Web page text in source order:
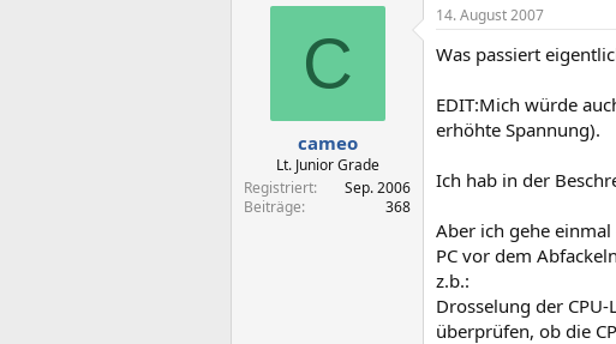
s
t
t
a
m
C
cameo
Lt. Junior Grade
Registriert
Sep. 2006
Beiträge
368
14. August 2007
Was passiert
EDIT:Mich würde
erhöhte Spannung).
Ich hab in der
Aber ich gehe
PC vor dem
z.b.:
Drosselung der
überprüfen, ob die